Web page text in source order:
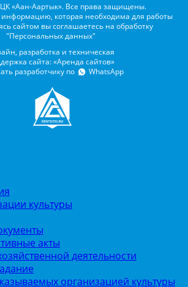
«Аан-Аартык». Все права защищены.
которая необходима для работы
сайтом вы соглашаетесь на обработку
"Персональных данных"
разработка и техническая
сайта: «Аренда сайтов»
разработчику по
WhatsApp
культуры
акты
деятельности
организацией культуры